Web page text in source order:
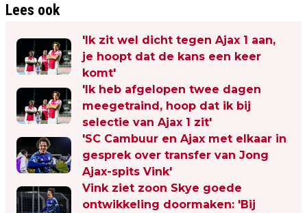
Lees ook
'Ik zit wel dicht tegen Ajax 1 aan,
je hoopt dat de kans een keer
komt'
'Ik heb afgelopen twee dagen
meegetraind, hoop dat ik bij
selectie van Ajax 1 zit'
'SC Cambuur en Ajax met elkaar in
gesprek over transfer van Jong
Ajax-spits Vink'
Vink ziet zoon Skye goede
ontwikkeling doormaken: 'Bij